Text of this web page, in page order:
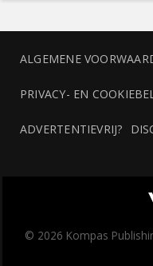
ALGEMENE
PRIVACY- EN
ADVERTENTIEVRIJ?
© 2026 Kompas